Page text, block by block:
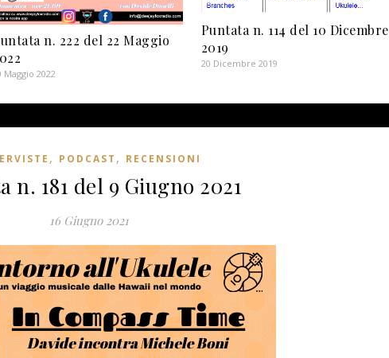
n. 222 del 22 Maggio
Maggio 2022
Puntata n. 114 del 10 Dicembre
2019
20 Dicembre 2019
, PODCAST , RECENSIONI
n. 181 del 9 Giugno 2021
16 Giugno 2021